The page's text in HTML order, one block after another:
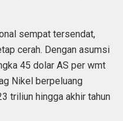
sempat tersendat,
cerah. Dengan asumsi
45 dolar AS per wmt
Nikel berpeluang
triliun hingga akhir tahun